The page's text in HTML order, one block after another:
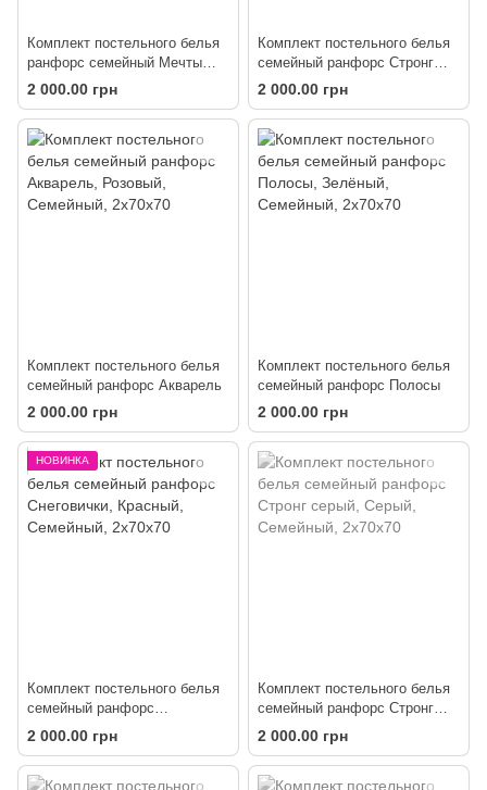
Комплект постельного белья
ранфорс семейный Мечты
красные
2 000.00 грн
Комплект постельного белья
семейный ранфорс Стронг
коричневый
2 000.00 грн
Комплект постельного белья
семейный ранфорс Акварель
2 000.00 грн
Комплект постельного белья
семейный ранфорс Полосы
2 000.00 грн
НОВИНКА
Комплект постельного белья
семейный ранфорс
Снеговички
2 000.00 грн
Комплект постельного белья
семейный ранфорс Стронг
серый
2 000.00 грн